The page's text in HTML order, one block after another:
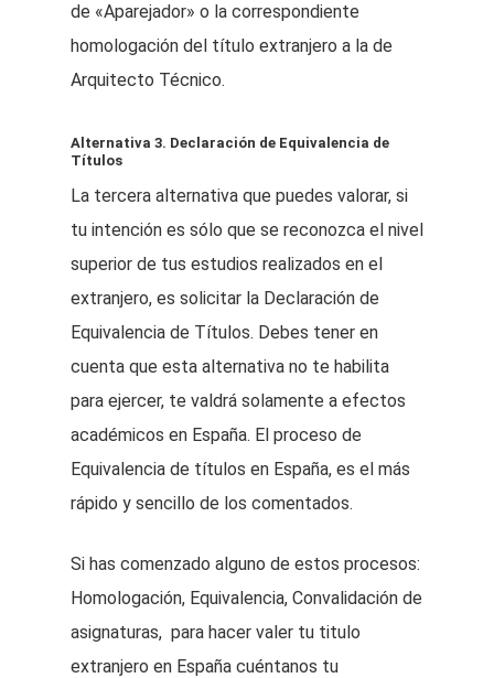
de «Aparejador» o la correspondiente
homologación del título extranjero a la de
Arquitecto Técnico.
Alternativa 3. Declaración de Equivalencia de
Títulos
La tercera alternativa que puedes valorar, si
tu intención es sólo que se reconozca el nivel
superior de tus estudios realizados en el
extranjero, es solicitar la Declaración de
Equivalencia de Títulos. Debes tener en
cuenta que esta alternativa no te habilita
para ejercer, te valdrá solamente a efectos
académicos en España. El proceso de
Equivalencia de títulos en España, es el más
rápido y sencillo de los comentados.
Si has comenzado alguno de estos procesos:
Homologación, Equivalencia, Convalidación de
asignaturas, para hacer valer tu titulo
extranjero en España cuéntanos tu